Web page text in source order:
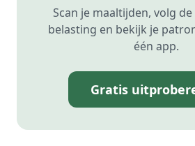
Scan je maaltijden, volg
belasting en bekijk je
één app.
Gratis